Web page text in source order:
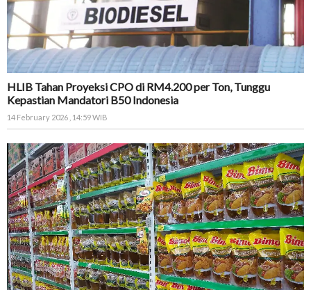
HLIB Tahan Proyeksi CPO di RM4.200 per Ton, Tunggu
Kepastian Mandatori B50 Indonesia
14 February 2026 , 14:59 WIB